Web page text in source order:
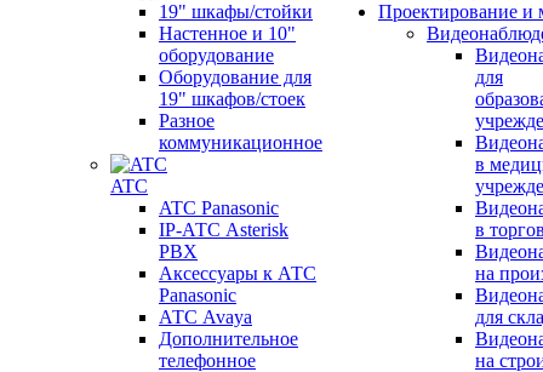
19" шкафы/стойки
Настенное и 10"
оборудование
Оборудование для
19" шкафов/стоек
Разное
коммуникационное
ATC
ATC Panasonic
IP-АТС Asterisk
PBX
Аксессуары к АТС
Panasonic
АТС Avaya
Дополнительное
телефонное
Проектирование и
для
в
в
на
для
на